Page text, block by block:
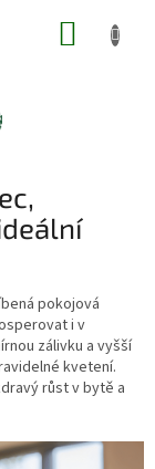
pokojová
i v
zálivku a vyšší
kvetení.
růst v bytě a